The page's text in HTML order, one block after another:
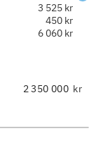
3 525 kr
450 kr
6 060 kr
kr